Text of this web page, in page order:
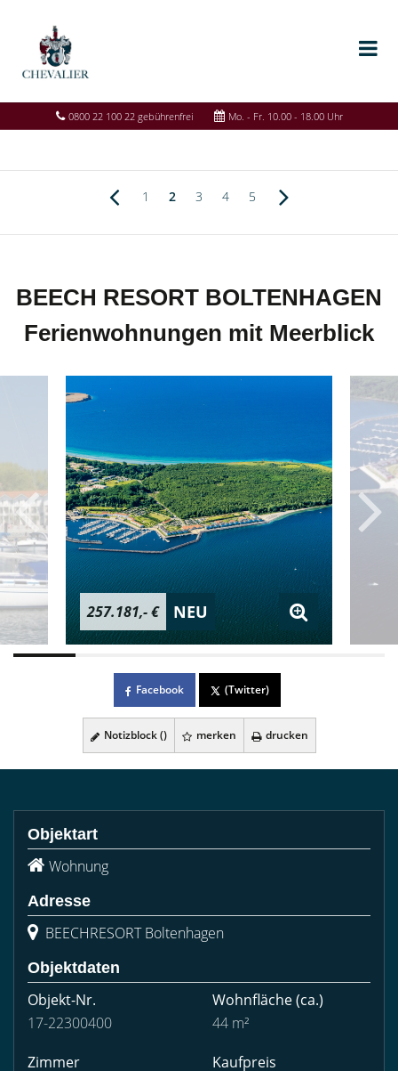
0800 22 100 22 gebührenfrei Mo. - Fr. 10.00 - 18.00 Uhr
1 2 3 4 5
BEECH RESORT BOLTENHAGEN
Ferienwohnungen mit Meerblick
257.181,- € NEU
Facebook (Twitter)
Notizblock () merken drucken
Objektart
Wohnung
Adresse
BEECHRESORT Boltenhagen
Objektdaten
Objekt-Nr.
17-22300400
Wohnfläche(ca.)
44 m²
Zimmer
Kaufpreis